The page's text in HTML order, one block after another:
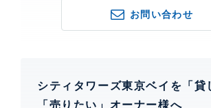
お問い合わせ
シティタワーズ東京ベイを「貸
「売りたい」オーナー様へ